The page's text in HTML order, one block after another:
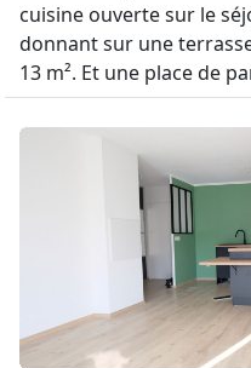
cuisine ouverte sur le
donnant sur une
13 m². Et une place de